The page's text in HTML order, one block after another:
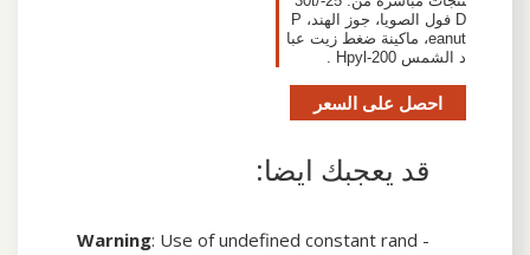
D فول الصويا، جوز الهند، P
eanut، ماكينة ضغط زيت عبا
د الشمس Hpyl-200 .
احصل على السعر
قد يعجبك ايضا:
Warning: Use of undefined constant rand -